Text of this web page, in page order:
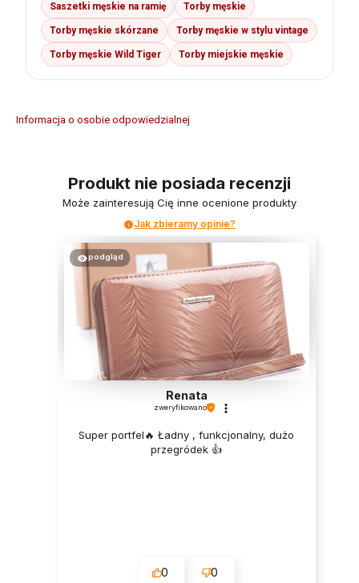
Saszetki męskie na ramię Torby męskie
Torby męskie skórzane Torby męskie w stylu vintage
Torby męskie Wild Tiger Torby miejskie męskie
Informacja o osobie odpowiedzialnej
Produkt nie posiada recenzji
Może zainteresują Cię inne ocenione produkty
Jak zbieramy opinie?
podgląd
Renata
zweryfikowano
Super portfel🔥 Ładny , funkcjonalny, dużo
przegródek 👍️
0 0